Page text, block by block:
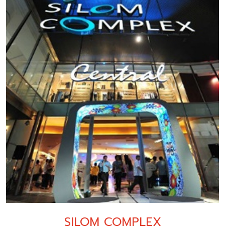
SILOM COMPLEX